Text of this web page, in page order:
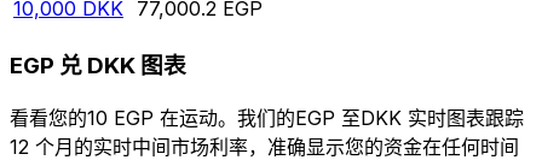
10,000 DKK 77,000.2 EGP
EGP 兑 DKK 图表
看看您的10 EGP 在运动。我们的EGP 至DKK 实时图表跟踪
12 个月的实时中间市场利率，准确显示您的资金在任何时间